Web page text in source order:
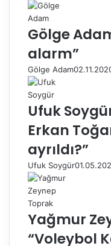
Gölge
alarm”
Gölge Adam
Ufuk
Erkan
ayrıldı?”
Ufuk Soygür
Yağmur
“Voleybol